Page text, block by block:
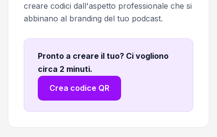
creare codici dall'aspetto professionale che si
abbinano al branding del tuo podcast.
Pronto a creare il tuo? Ci vogliono
circa 2 minuti.
Crea codice QR